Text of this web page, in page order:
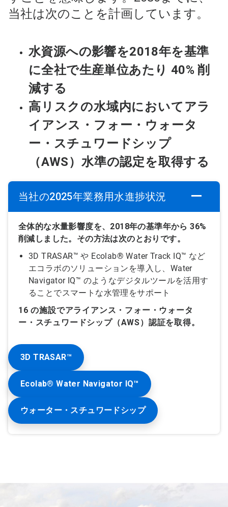
当社は次のことを計画しています。
水資源への影響を2018年を基準
に全社で生産単位あたり 40% 削
減する
高リスクの水域内においてアラ
イアンス・フォー・ウォータ
ー・スチュワードシップ
（AWS）水準の認定を取得する
当社の2025年業務用水進捗状況
全体的な水量影響度を、2018年の基準年から 36%
削減しました。その方法は次のとおりです。
3D TRASAR™ や Ecolab® Water Track IQ™ など
エコラボのソリューションを導入し、Water
Navigator IQ™ のようなデジタルツールを活用す
ることでスマートな水管理をサポート
16 の施設でアライアンス・フォー・ウォータ
ー・スチュワードシップ（AWS）認証を取得。
3D TRASAR™
Ecolab® Water Navigator IQ™
ウォーター・スチュワードシップ